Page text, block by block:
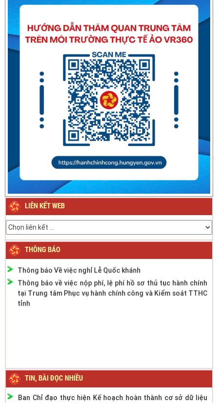
LIÊN KẾT WEB
THÔNG BÁO
Thông báo về việc nghỉ Tết Nguyên đán Bính Ngọ năm 2026
Thông báo về việc nghỉ Tết Nguyên đán Giáp Thìn năm
2024
Thông báo Lịch nghỉ Lễ Quốc khánh ngày 2/9/2023
Thông báo phân cấp công tác đăng ký phương tiện giao
thông cơ giới đường bộ
Thông báo thời gian làm việc mùa hè năm 2022
Thông báo Về việc nghỉ Lễ Quốc khánh
Thông báo về việc nộp phí, lệ phí hồ sơ thủ tục hành chính
tại Trung tâm Phục vụ hành chính công và Kiểm soát TTHC
tỉnh
TIN, BÀI ĐỌC NHIỀU
Ban Chỉ đạo thực hiện Kế hoạch hoàn thành cơ sở dữ liệu